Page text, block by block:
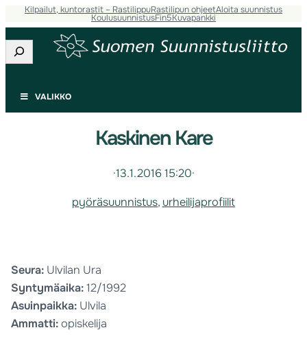
Kilpailut, kuntorastit – RastilippuRastilipun ohjeetAloita suunnistus
KoulusuunnistusFin5Kuvapankki
Etsi
VALIKKO
Kaskinen Kare
·13.1.2016 15:20·
pyöräsuunnistus, urheilijaprofiilit
Seura: Ulvilan Ura
Syntymäaika:12/1992
Asuinpaikka: Ulvila
Ammatti:opiskelija